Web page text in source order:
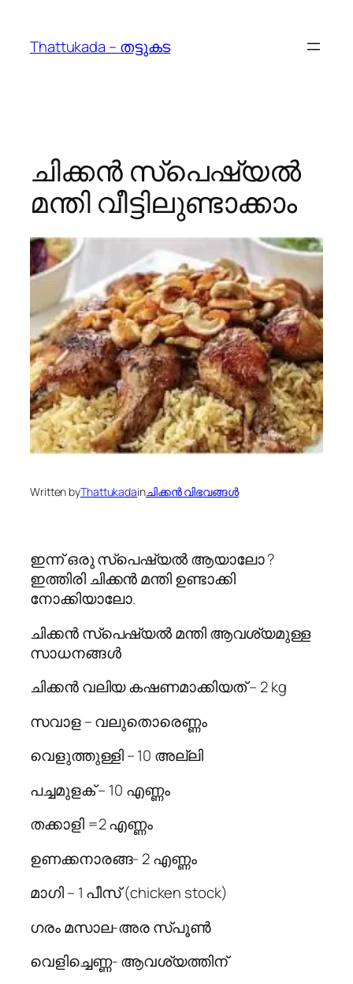
content
Thattukada – തട്ടുകട
ചിക്കന്‍ സ്പെഷ്യല്‍
മന്തി വീട്ടിലുണ്ടാക്കാം
Written byThattukadainചിക്കന്‍ വിഭവങ്ങള്‍
ഇന്ന് ഒരു സ്പെഷ്യല്‍ ആയാലോ ?
ഇത്തിരി ചിക്കൻ മന്തി ഉണ്ടാക്കി
നോക്കിയാലോ.
ചിക്കൻ സ്പെഷ്യൽ മന്തി ആവശ്യമുള്ള
സാധനങ്ങൾ
ചിക്കൻ വലിയ കഷണമാക്കിയത് – 2 kg
സവാള – വലുതൊരെണ്ണം
വെളുത്തുള്ളി – 10 അല്ലി
പച്ചമുളക് – 10 എണ്ണം
തക്കാളി =2 എണ്ണം
ഉണക്കനാരങ്ങ- 2 എണ്ണം
മാഗി – 1 പീസ്‌ (chicken stock)
ഗരം മസാല-അര സ്പൂണ്‍
വെളിച്ചെണ്ണ- ആവശ്യത്തിന്